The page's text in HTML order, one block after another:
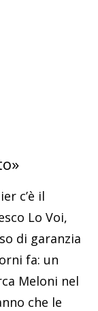
c’è il
Lo Voi,
di garanzia
fa: un
Meloni nel
che le